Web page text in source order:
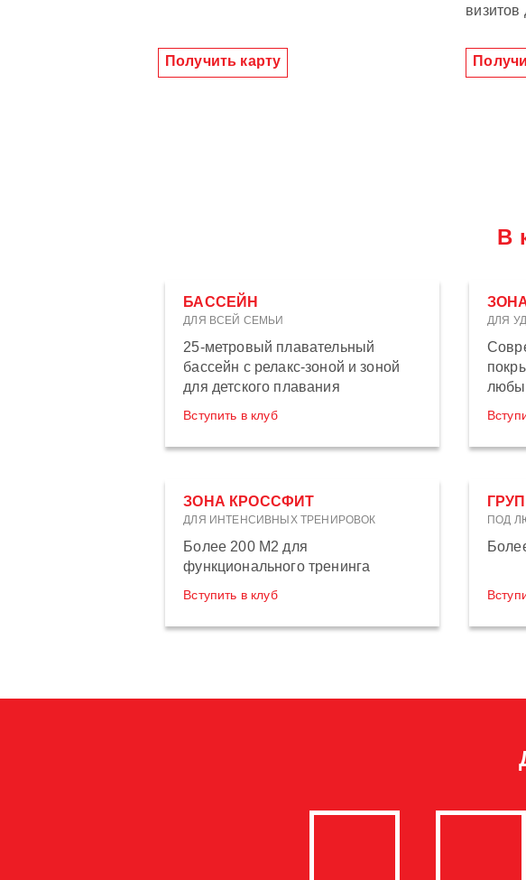
Получить карту
визитов
В
БАССЕЙН
ДЛЯ ВСЕЙ СЕМЬИ
25-метровый плавательный
бассейн с релакс-зоной и зоной
для детского плавания
Вступить в клуб
ДЛЯ
ЗОНА КРОССФИТ
ДЛЯ ИНТЕНСИВНЫХ ТРЕНИРОВОК
Более 200 М2 для
функционального тренинга
Вступить в клуб
ПОД